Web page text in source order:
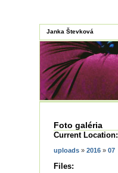
Janka Števková
Foto galéria
Current Location:
uploads » 2016 » 07
Files: